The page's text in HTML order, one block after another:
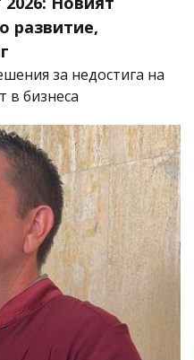
развитие,
за недостига на
в бизнеса